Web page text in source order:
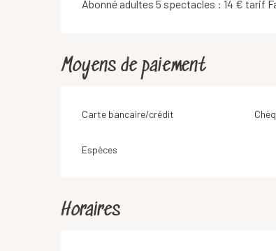
Abonné adultes 5 spectacles : 14 € tarif
Moyens de paiement
Carte bancaire/crédit
Espèces
Horaires